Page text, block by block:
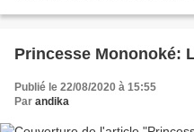
Princesse Mononoké:
Publié le 22/08/2020 à 15:55
Par andika